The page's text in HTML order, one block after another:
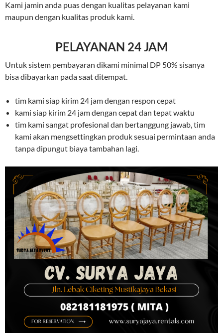
Kami jamin anda puas dengan kualitas pelayanan kami
maupun dengan kualitas produk kami.
PELAYANAN 24 JAM
Untuk sistem pembayaran dikami minimal DP 50% sisanya
bisa dibayarkan pada saat ditempat.
tim kami siap kirim 24 jam dengan respon cepat
kami siap kirim 24 jam dengan cepat dan tepat waktu
tim kami sangat profesional dan bertanggung jawab, tim
kami akan mengsettingkan produk sesuai permintaan anda
tanpa dipungut biaya tambahan lagi.